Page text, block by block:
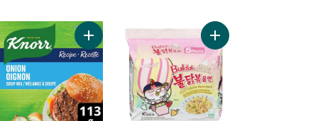
Cheddar de luxe au panier
de nouilles au poulet épicé au panierAjouter Buldak les